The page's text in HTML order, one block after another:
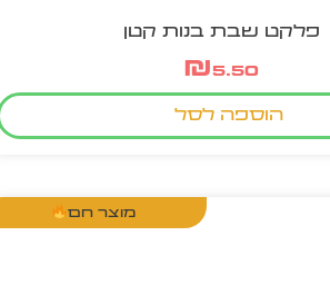
פלקט שבת בנות קטן
₪5.50
הוספה לסל
מוצר חם